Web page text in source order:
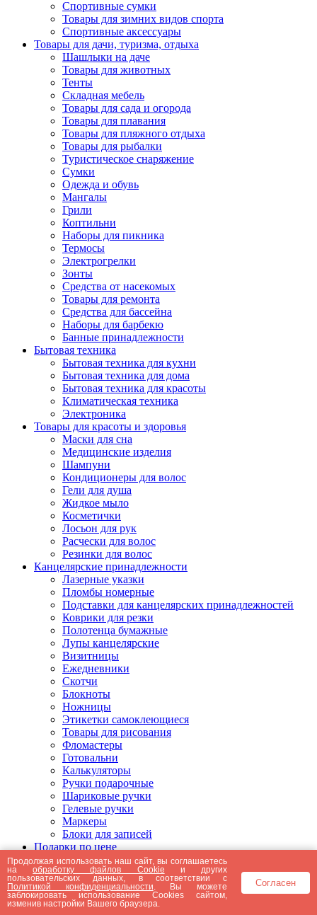
Спортивные сумки
Товары для зимних видов спорта
Спортивные аксессуары
Товары для дачи, туризма, отдыха
Шашлыки на даче
Товары для животных
Тенты
Складная мебель
Товары для сада и огорода
Товары для плавания
Товары для пляжного отдыха
Товары для рыбалки
Туристическое снаряжение
Сумки
Одежда и обувь
Мангалы
Грили
Коптильни
Наборы для пикника
Термосы
Электрогрелки
Зонты
Средства от насекомых
Товары для ремонта
Средства для бассейна
Наборы для барбекю
Банные принадлежности
Бытовая техника
Бытовая техника для кухни
Бытовая техника для дома
Бытовая техника для красоты
Климатическая техника
Электроника
Товары для красоты и здоровья
Маски для сна
Медицинские изделия
Шампуни
Кондиционеры для волос
Гели для душа
Жидкое мыло
Косметички
Лосьон для рук
Расчески для волос
Резинки для волос
Канцелярские принадлежности
Лазерные указки
Пломбы номерные
Подставки для канцелярских принадлежностей
Коврики для резки
Полотенца бумажные
Лупы канцелярские
Визитницы
Ежедневники
Скотчи
Блокноты
Ножницы
Этикетки самоклеющиеся
Товары для рисования
Фломастеры
Готовальни
Калькуляторы
Ручки подарочные
Шариковые ручки
Гелевые ручки
Маркеры
Блоки для записей
Подарки по цене
Подарки от 5000 рублей
Подарки до 5000 рублей
Подарки до 3000 рублей
Подарки до 2000 рублей
Подарки до 1000 рублей
Продолжая использовать наш сайт, вы соглашаетесь
наобработку файлов Cookie и других
пользовательских данных, в соответствии с
Политикой конфиденциальности . Вы можете
заблокировать использование Cookies сайтом,
изменив настройки Вашего браузера.
Согласен